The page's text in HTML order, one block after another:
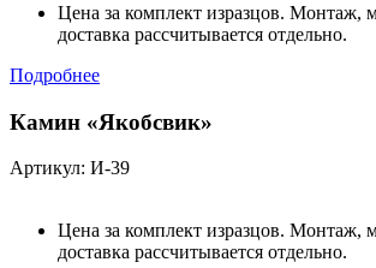
Цена за комплект изразцов. Монтаж,
доставка рассчитывается отдельно.
Подробнее
Камин «Якобсвик»
Артикул: И-39
Цена за комплект изразцов. Монтаж,
доставка рассчитывается отдельно.